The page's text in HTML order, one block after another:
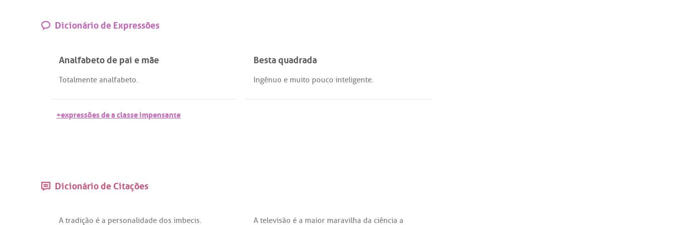
Dicionário de Expressões
Analfabeto de pai e mãe
Totalmente analfabeto.
Besta quadrada
Ingênuo e muito pouco inteligente.
+expressões de a classe impensante
Dicionário de Citações
A tradição é a personalidade dos imbecis. A televisão é a maior maravilha da ciência a